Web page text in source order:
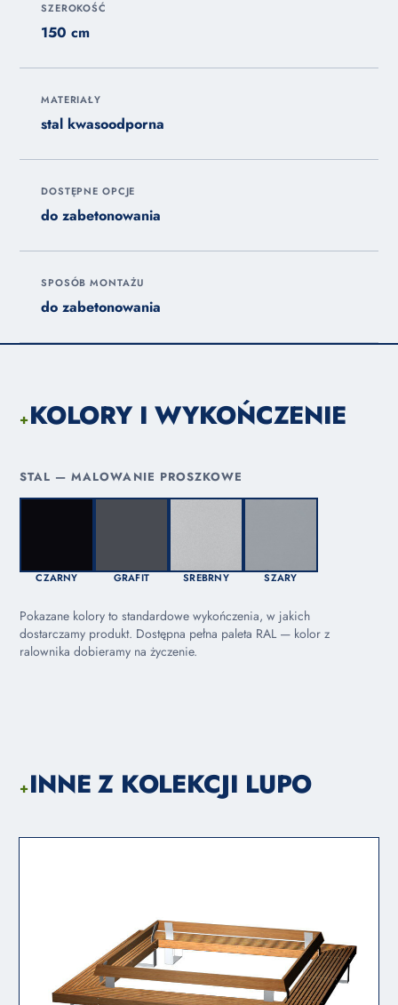
SZEROKOŚĆ
150 cm
MATERIAŁY
stal kwasoodporna
DOSTĘPNE OPCJE
do zabetonowania
SPOSÓB MONTAŻU
do zabetonowania
+KOLORY I WYKOŃCZENIE
STAL — MALOWANIE PROSZKOWE
CZARNY GRAFIT SREBRNY SZARY
Pokazane kolory to standardowe wykończenia, w jakich
dostarczamy produkt. Dostępna pełna paleta RAL — kolor z
ralownika dobieramy na życzenie.
+INNE Z KOLEKCJI LUPO